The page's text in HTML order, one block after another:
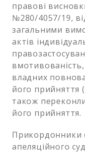
правові
№280/4057/19,
загальними
актів
владних
його прийняття
також
його прийняття.
Прикордонники
апеляційного